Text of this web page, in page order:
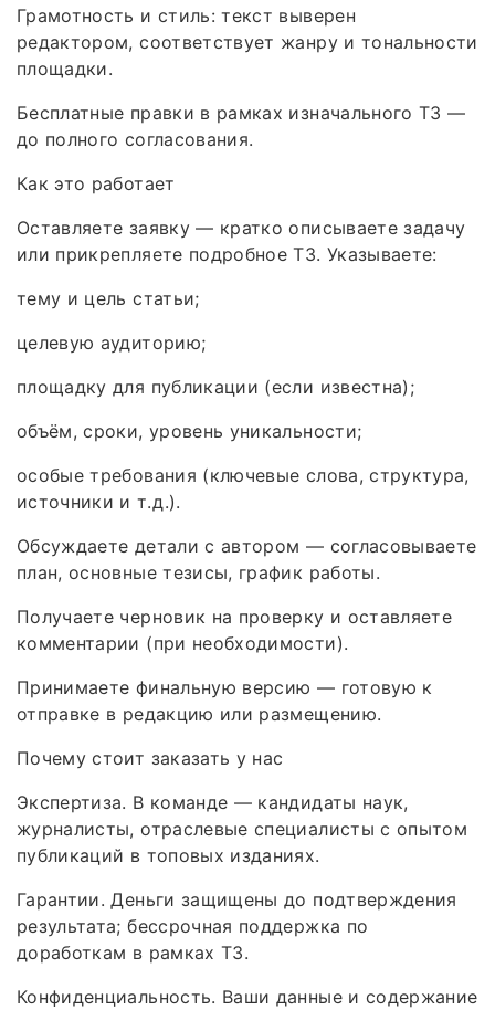
Грамотность и стиль: текст выверен
редактором, соответствует жанру и тональности
площадки.
Бесплатные правки в рамках изначального ТЗ —
до полного согласования.
Как это работает
Оставляете заявку — кратко описываете задачу
или прикрепляете подробное ТЗ. Указываете:
тему и цель статьи;
целевую аудиторию;
площадку для публикации (если известна);
объём, сроки, уровень уникальности;
особые требования (ключевые слова, структура,
источники и т. д.).
Обсуждаете детали с автором — согласовываете
план, основные тезисы, график работы.
Получаете черновик на проверку и оставляете
комментарии (при необходимости).
Принимаете финальную версию — готовую к
отправке в редакцию или размещению.
Почему стоит заказать у нас
Экспертиза. В команде — кандидаты наук,
журналисты, отраслевые специалисты с опытом
публикаций в топовых изданиях.
Гарантии. Деньги защищены до подтверждения
результата; бессрочная поддержка по
доработкам в рамках ТЗ.
Конфиденциальность. Ваши данные и содержание